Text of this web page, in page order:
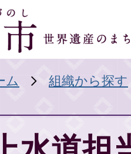
ム 組織から探す